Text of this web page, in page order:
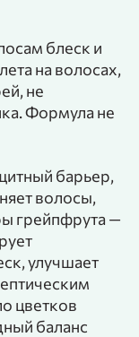
блеск и
на волосах,
не
Формула не
барьер,
волосы,
грейпфрута —
улучшает
цветков
баланс